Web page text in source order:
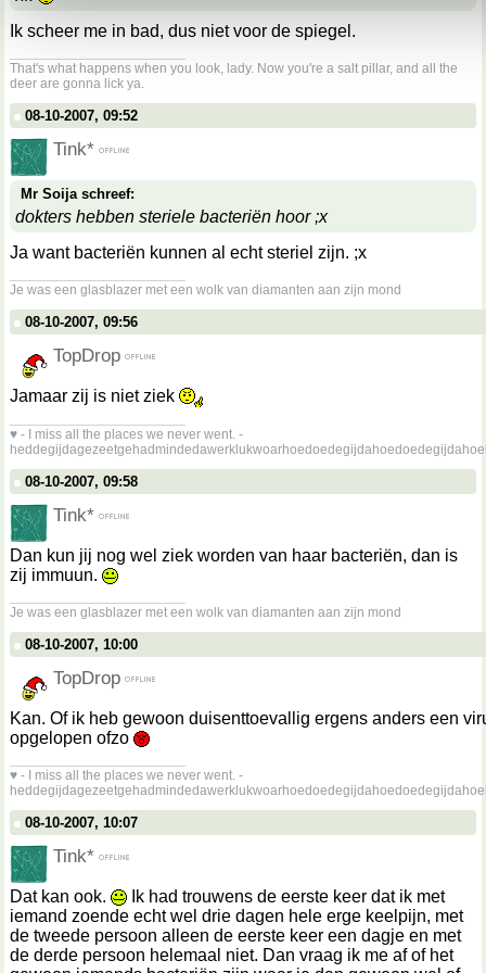
Ik scheer me in bad, dus niet voor de spiegel.
That's what happens when you look, lady. Now you're a salt pillar, and all the
deer are gonna lick ya.
08-10-2007, 09:52
Tink*
Mr Soija schreef:
dokters hebben steriele bacteriën hoor ;x
Ja want bacteriën kunnen al echt steriel zijn. ;x
Je was een glasblazer met een wolk van diamanten aan zijn mond
08-10-2007, 09:56
TopDrop
Jamaar zij is niet ziek
♥ - I miss all the places we never went. -
08-10-2007, 09:58
Tink*
Dan kun jij nog wel ziek worden van haar bacteriën, dan is
zij immuun.
Je was een glasblazer met een wolk van diamanten aan zijn mond
08-10-2007, 10:00
TopDrop
Kan. Of ik heb gewoon duisenttoevallig ergens anders een
opgelopen ofzo
♥ - I miss all the places we never went. -
08-10-2007, 10:07
Tink*
Dat kan ook.
Ik had trouwens de eerste keer dat ik met
iemand zoende echt wel drie dagen hele erge keelpijn, met
de tweede persoon alleen de eerste keer een dagje en met
de derde persoon helemaal niet. Dan vraag ik me af of het